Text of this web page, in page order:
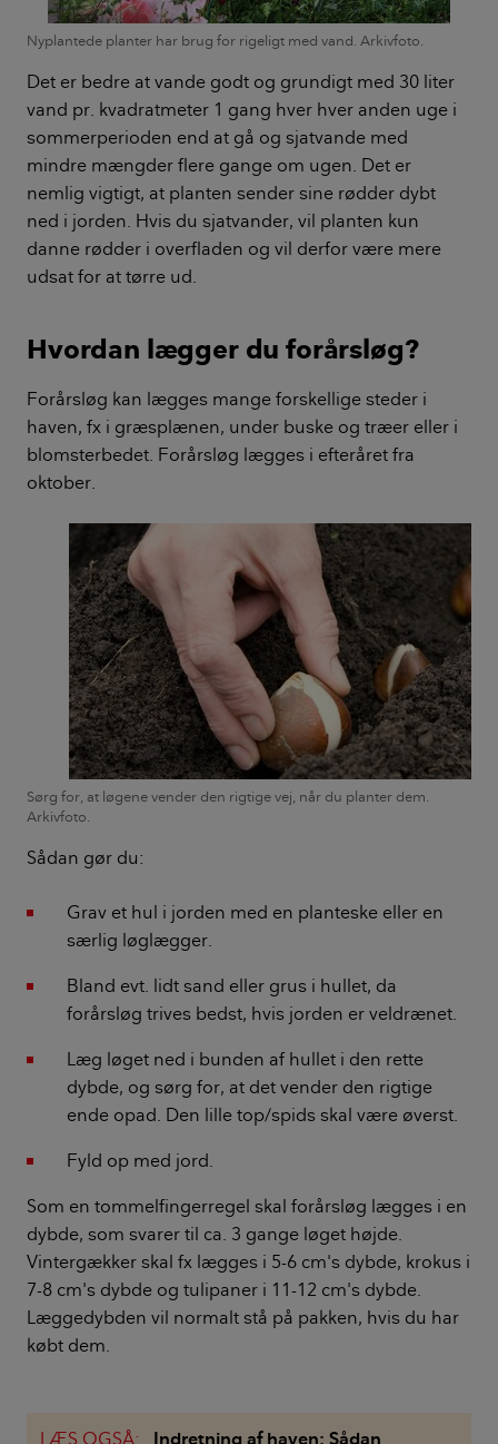
Nyplantede planter har brug for rigeligt med vand. Arkivfoto.
Det er bedre at vande godt og grundigt med 30 liter
vand pr. kvadratmeter 1 gang hver hver anden uge i
sommerperioden end at gå og sjatvande med
mindre mængder flere gange om ugen. Det er
nemlig vigtigt, at planten sender sine rødder dybt
ned i jorden. Hvis du sjatvander, vil planten kun
danne rødder i overfladen og vil derfor være mere
udsat for at tørre ud.
Hvordan lægger du forårsløg?
Forårsløg kan lægges mange forskellige steder i
haven, fx i græsplænen, under buske og træer eller i
blomsterbedet. Forårsløg lægges i efteråret fra
oktober.
Sørg for, at løgene vender den rigtige vej, når du planter dem.
Arkivfoto.
Sådan gør du:
Grav et hul i jorden med en planteske eller en
særlig løglægger.
Bland evt. lidt sand eller grus i hullet, da
forårsløg trives bedst, hvis jorden er veldrænet.
Læg løget ned i bunden af hullet i den rette
dybde, og sørg for, at det vender den rigtige
ende opad. Den lille top/spids skal være øverst.
Fyld op med jord.
Som en tommelfingerregel skal forårsløg lægges i en
dybde, som svarer til ca. 3 gange løget højde.
Vintergækker skal fx lægges i 5-6 cm's dybde, krokus i
7-8 cm's dybde og tulipaner i 11-12 cm's dybde.
Læggedybden vil normalt stå på pakken, hvis du har
købt dem.
LÆS OGSÅ: Indretning af haven: Sådan